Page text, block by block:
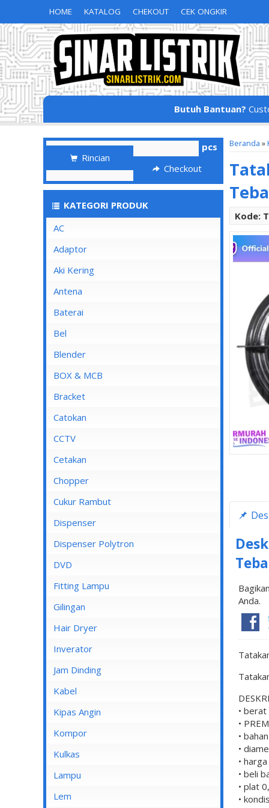
HOME KATALOG CHEKOUT CEK ONGKIR
Butuh Bantuan?
Beranda »
Kode:
Anda.
•
•
•
•
•
• beli
• plat
•
pcs
Rincian
Checkout
KATEGORI PRODUK
AC
Adaptor
Aki Kering
Antena
Baterai
Bel
Blender
Blender Advance
Blender Cosmos
Blender Kirin
Blender Maspion
Blender Miyako
BOX & MCB
MCB
MCB 1 Pole
MCB 2 Pole
MCB 3 Pole
MCB 4 Pole
Bracket
Catokan
CCTV
DVR
Cetakan
Chopper
Cukur Rambut
Dispenser
Dispenser Cosmos
Dispenser Miyako
Dispenser Sanken
Dispenser Polytron
DVD
Fitting Lampu
Gilingan
Hair Dryer
Inverator
Jam Dinding
Kabel
Inbow/Outbow T Dus
Kabel Aksesoris
Kabel Antena
Kabel BC
Kipas Angin
Kipas Angin Berdiri
Kipas Angin Dinding
Kipas Angin Duduk
Kipas Angin Gantung
Kompor
Kompor Rinnai
Kulkas
LG
POLYTRON
Lampu
Fitting Lampu
Lem